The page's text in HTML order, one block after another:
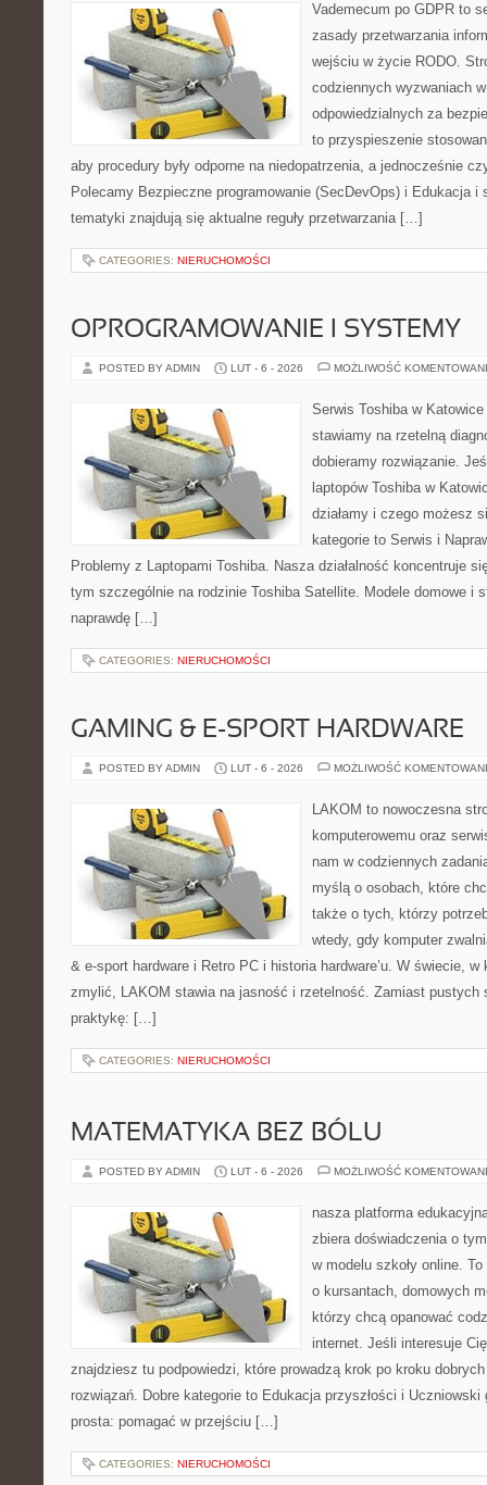
Vademecum po GDPR to
zasady przetwarzania
wejściu w życie RODO.
codziennych wyzwaniach
odpowiedzialnych za
to przyspieszenie
aby procedury były odporne na niedopatrzenia, a jednocześnie
Polecamy Bezpieczne programowanie (SecDevOps) i Edukacja i
tematyki znajdują się aktualne reguły przetwarzania […]
CATEGORIES: NIERUCHOMOŚCI
OPROGRAMOWANIE I SYSTEMY
POSTED BY ADMIN LUT - 6 - 2026 MOŻLIWOŚĆ
Serwis Toshiba w
stawiamy na rzetelną
dobieramy rozwiązanie.
laptopów Toshiba w
działamy i czego możesz
kategorie to Serwis i
Problemy z Laptopami Toshiba. Nasza działalność koncentruje
tym szczególnie na rodzinie Toshiba Satellite. Modele domowe i
naprawdę […]
CATEGORIES: NIERUCHOMOŚCI
GAMING & E-SPORT HARDWARE
POSTED BY ADMIN LUT - 6 - 2026 MOŻLIWOŚĆ
LAKOM to nowoczesna
komputerowemu oraz
nam w codziennych
myślą o osobach, które
także o tych, którzy
wtedy, gdy komputer
& e-sport hardware i Retro PC i historia hardware’u. W świecie,
zmylić, LAKOM stawia na jasność i rzetelność. Zamiast pustych
praktykę: […]
CATEGORIES: NIERUCHOMOŚCI
MATEMATYKA BEZ BÓLU
POSTED BY ADMIN LUT - 6 - 2026 MOŻLIWOŚĆ
nasza platforma
zbiera doświadczenia o
w modelu szkoły online.
o kursantach, domowych
którzy chcą opanować
internet. Jeśli interesuje
znajdziesz tu podpowiedzi, które prowadzą krok po kroku
rozwiązań. Dobre kategorie to Edukacja przyszłości i Uczniowski
prosta: pomagać w przejściu […]
CATEGORIES: NIERUCHOMOŚCI